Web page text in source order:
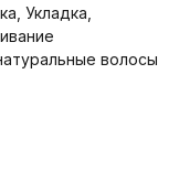
Укладка,
волосы